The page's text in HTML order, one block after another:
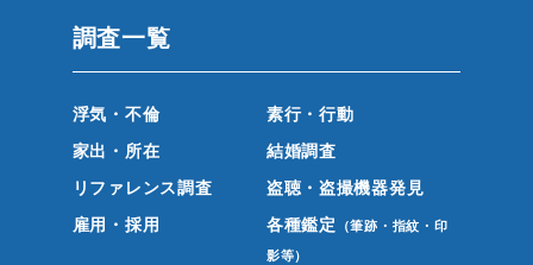
調査一覧
浮気・不倫
素行・行動
家出・所在
結婚調査
リファレンス調査
盗聴・盗撮機器発見
雇用・採用
各種鑑定 （筆跡・指紋・印
影等）